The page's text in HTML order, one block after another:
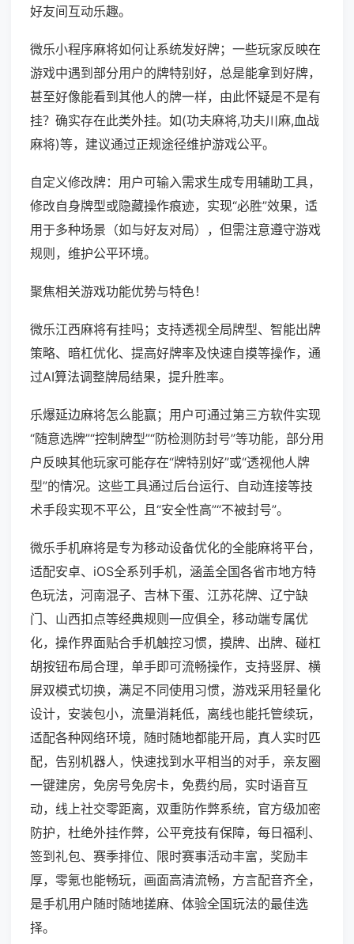
好友间互动乐趣。
微乐小程序麻将如何让系统发好牌；一些玩家反映在
游戏中遇到部分用户的牌特别好，总是能拿到好牌，
甚至好像能看到其他人的牌一样，由此怀疑是不是有
挂？确实存在此类外挂。如(功夫麻将,功夫川麻,血战
麻将)等，建议通过正规途径维护游戏公平。
自定义修改牌：用户可输入需求生成专用辅助工具，
修改自身牌型或隐藏操作痕迹，实现“必胜”效果，适
用于多种场景（如与好友对局），但需注意遵守游戏
规则，维护公平环境。
聚焦相关游戏功能优势与特色！
微乐江西麻将有挂吗；支持透视全局牌型、智能出牌
策略、暗杠优化、提高好牌率及快速自摸等操作，通
过AI算法调整牌局结果，提升胜率。
乐爆延边麻将怎么能赢；用户可通过第三方软件实现
“随意选牌”“控制牌型”“防检测防封号”等功能，部分用
户反映其他玩家可能存在“牌特别好”或“透视他人牌
型”的情况。这些工具通过后台运行、自动连接等技
术手段实现不平公，且“安全性高”“不被封号”。
微乐手机麻将是专为移动设备优化的全能麻将平台，
适配安卓、iOS全系列手机，涵盖全国各省市地方特
色玩法，河南混子、吉林下蛋、江苏花牌、辽宁缺
门、山西扣点等经典规则一应俱全，移动端专属优
化，操作界面贴合手机触控习惯，摸牌、出牌、碰杠
胡按钮布局合理，单手即可流畅操作，支持竖屏、横
屏双模式切换，满足不同使用习惯，游戏采用轻量化
设计，安装包小，流量消耗低，离线也能托管续玩，
适配各种网络环境，随时随地都能开局，真人实时匹
配，告别机器人，快速找到水平相当的对手，亲友圈
一键建房，免房号免房卡，免费约局，实时语音互
动，线上社交零距离，双重防作弊系统，官方级加密
防护，杜绝外挂作弊，公平竞技有保障，每日福利、
签到礼包、赛季排位、限时赛事活动丰富，奖励丰
厚，零氪也能畅玩，画面高清流畅，方言配音齐全，
是手机用户随时随地搓麻、体验全国玩法的最佳选
择。